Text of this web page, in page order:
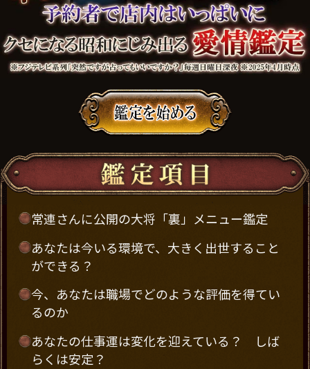
常連さんに公開の大将「裏」メニュー鑑定
あなたは今いる環境で、大きく出世すること
ができる？
今、あなたは職場でどのような評価を得てい
るのか
あなたの仕事運は変化を迎えている？ しば
らくは安定？